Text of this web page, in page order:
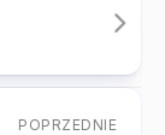
POPRZEDNIE